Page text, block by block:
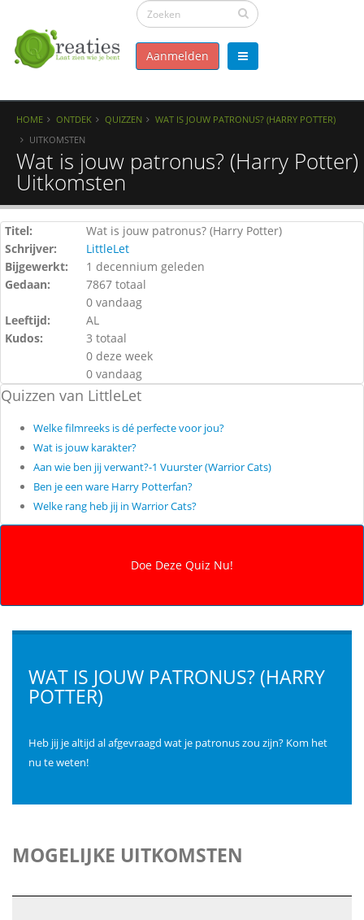
Aanmelden
HOME ONTDEK QUIZZEN
WAT IS JOUW PATRONUS? (HARRY POTTER)
UITKOMSTEN
Wat is jouw patronus? (Harry Potter)
Uitkomsten
Titel:
Wat is jouw patronus? (Harry Potter)
Schrijver:
LittleLet
Bijgewerkt:
1 decennium geleden
Gedaan:
7867 totaal
0 vandaag
Leeftijd:
AL
Kudos:
3 totaal
0 deze week
0 vandaag
Quizzen van LittleLet
Welke filmreeks is dé perfecte voor jou?
Wat is jouw karakter?
Aan wie ben jij verwant?-1 Vuurster (Warrior Cats)
Ben je een ware Harry Potterfan?
Welke rang heb jij in Warrior Cats?
WAT IS JOUW PATRONUS? (HARRY
POTTER)
Heb jij je altijd al afgevraagd wat je patronus zou zijn? Kom het
nu te weten!
MOGELIJKE UITKOMSTEN